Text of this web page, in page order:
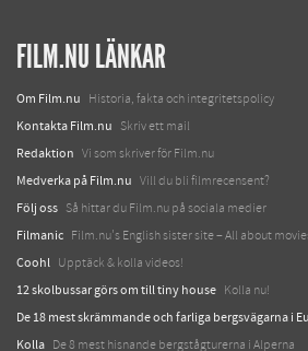
FILM.NU LÄNKAR
Om Film.nu Historia, fakta och integritetspolicy
Kontakta Film.nu Skriv ett mail
Redaktion Vi som skriver för Film.nu
Medverka på Film.nu Vill du bli filmrecensent?
Följ oss Så hittar du Film.nu på sociala medier
Filmanic Film.nu's English sister site – All about
Coohl Upptäck & kolla videos!
12 skolbussar görs om till tiny house Kolla nu!
De 18 mest skrämmande och farliga bergsvägarna i
Kolla De 8 mest hisnande bergstågturerna i Alperna